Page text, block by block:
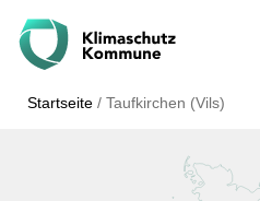
Startseite /Taufkirchen (Vils)